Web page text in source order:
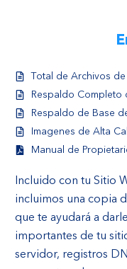
Total de Archivos de
Respaldo Completo
Respaldo de Base
Imagenes de Alta
Manual de
Incluido con tu Sitio
incluimos una copia
que te ayudará a
importantes de tu
servidor, registros